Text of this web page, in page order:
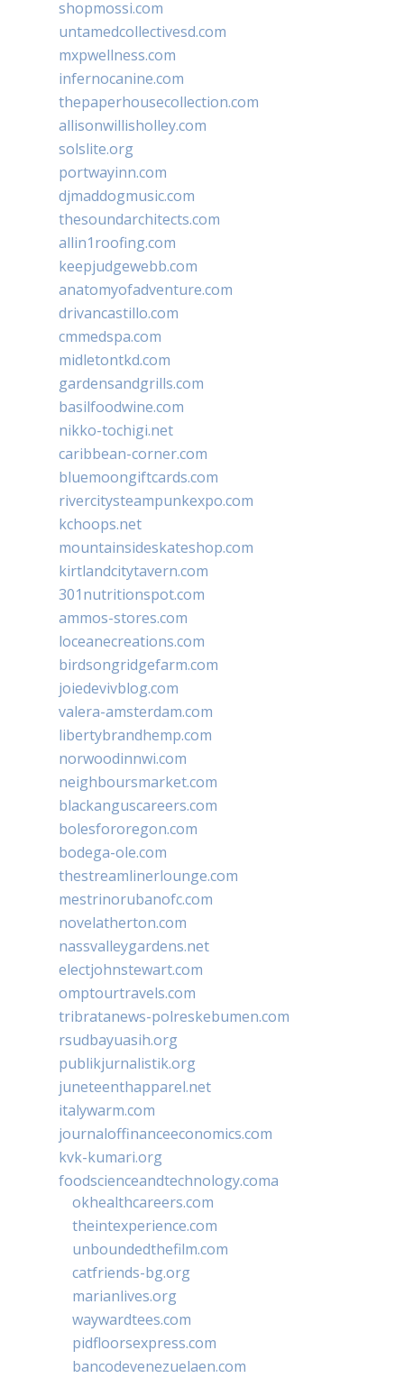
shopmossi.com
untamedcollectivesd.com
mxpwellness.com
infernocanine.com
thepaperhousecollection.com
allisonwillisholley.com
solslite.org
portwayinn.com
djmaddogmusic.com
thesoundarchitects.com
allin1roofing.com
keepjudgewebb.com
anatomyofadventure.com
drivancastillo.com
cmmedspa.com
midletontkd.com
gardensandgrills.com
basilfoodwine.com
nikko-tochigi.net
caribbean-corner.com
bluemoongiftcards.com
rivercitysteampunkexpo.com
kchoops.net
mountainsideskateshop.com
kirtlandcitytavern.com
301nutritionspot.com
ammos-stores.com
loceanecreations.com
birdsongridgefarm.com
joiedevivblog.com
valera-amsterdam.com
libertybrandhemp.com
norwoodinnwi.com
neighboursmarket.com
blackanguscareers.com
bolesfororegon.com
bodega-ole.com
thestreamlinerlounge.com
mestrinorubanofc.com
novelatherton.com
nassvalleygardens.net
electjohnstewart.com
omptourtravels.com
tribratanews-polreskebumen.com
rsudbayuasih.org
publikjurnalistik.org
juneteenthapparel.net
italywarm.com
journaloffinanceeconomics.com
kvk-kumari.org
foodscienceandtechnology.coma
okhealthcareers.com
theintexperience.com
unboundedthefilm.com
catfriends-bg.org
marianlives.org
waywardtees.com
pidfloorsexpress.com
bancodevenezuelaen.com